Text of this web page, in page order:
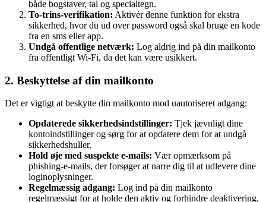
både bogstaver, tal og specialtegn.
To-trins-verifikation: Aktivér denne funktion for ekstra
sikkerhed, hvor du ud over password også skal bruge en kode
fra en sms eller app.
Undgå offentlige netværk: Log aldrig ind på din mailkonto
fra offentligt Wi-Fi, da det kan være usikkert.
2. Beskyttelse af din mailkonto
Det er vigtigt at beskytte din mailkonto mod uautoriseret adgang:
Opdaterede sikkerhedsindstillinger: Tjek jævnligt dine
kontoindstillinger og sørg for at opdatere dem for at undgå
sikkerhedshuller.
Hold øje med suspekte e-mails: Vær opmærksom på
phishing-e-mails, der forsøger at narre dig til at udlevere dine
loginoplysninger.
Regelmæssig adgang: Log ind på din mailkonto
regelmæssigt for at holde den aktiv og forhindre deaktivering.